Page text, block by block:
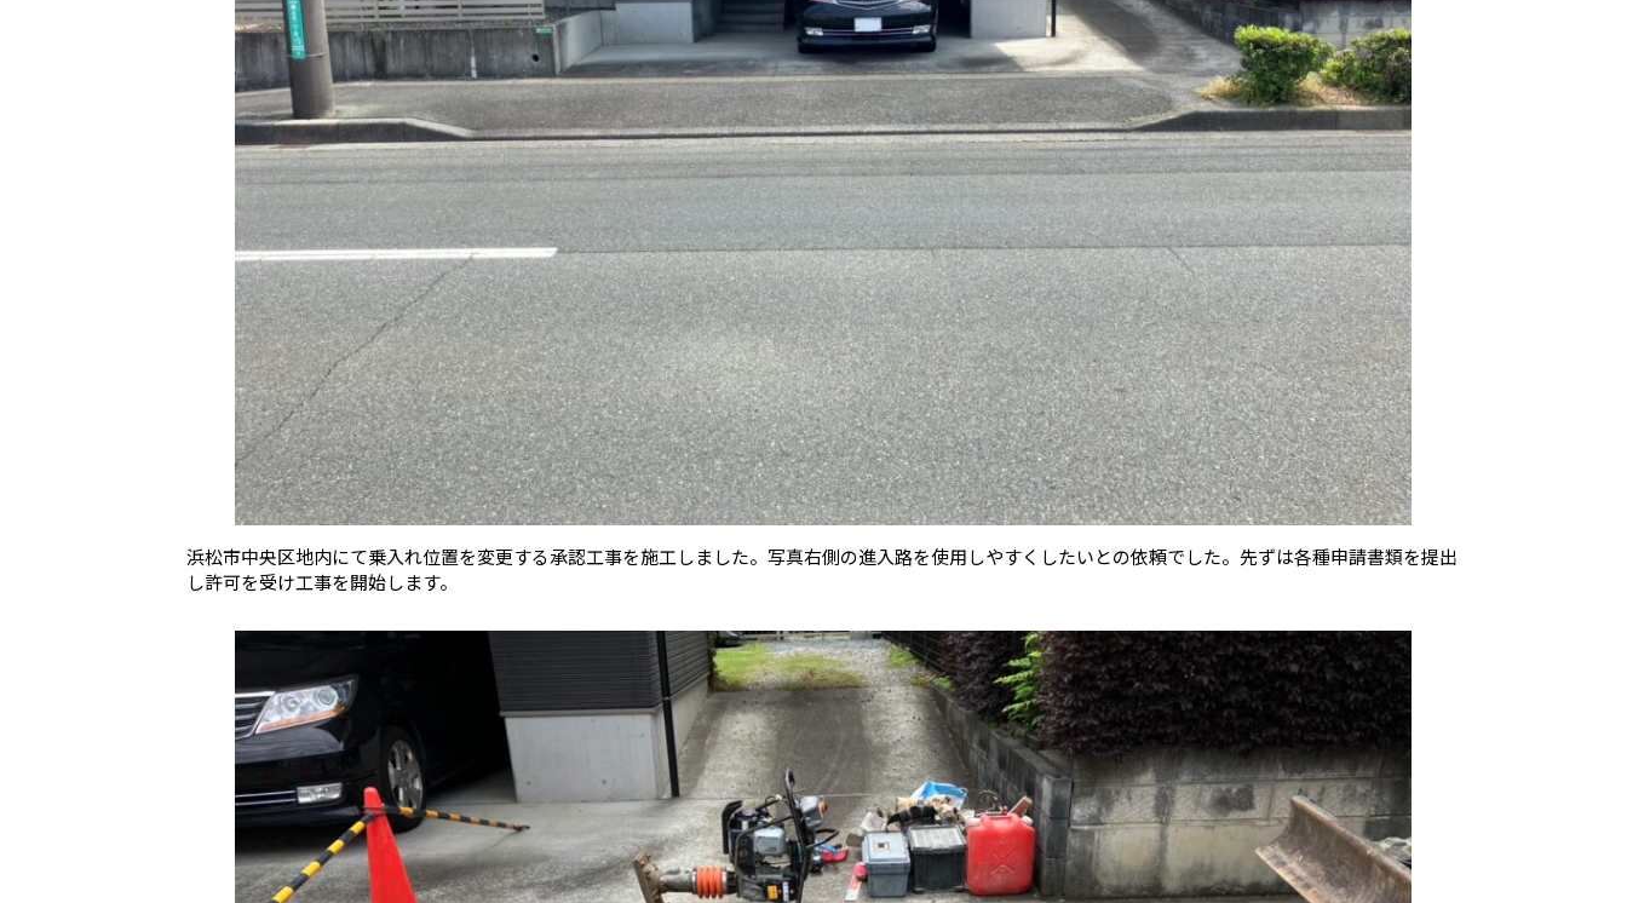
浜松市中央区地内にて乗入れ位置を変更する承認工事を施工しました。写真右側の進入路を使用しやすくしたいとの依頼でした。先ずは各種申請書類を提出
し許可を受け工事を開始します。